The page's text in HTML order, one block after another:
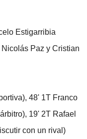
Estigarribia
Paz y Cristian
48' 1T Franco
19' 2T Rafael
con un rival)